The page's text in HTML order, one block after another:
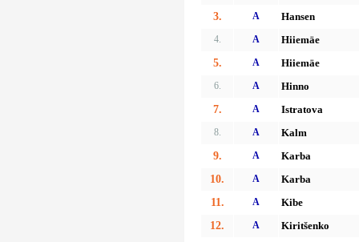
3.
A Hansen
4. A
Hiiemäe
5.
A Hiiemäe
6. A
Hinno
7.
A Istratova
8. A
Kalm
9.
A
Karba
10.
A
Karba
11.
A
Kibe
12.
A Kiritšenko